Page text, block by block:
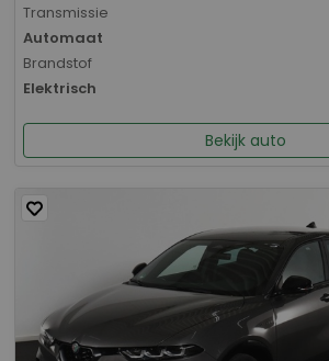
Transmissie
Automaat
Brandstof
Elektrisch
Bekijk auto